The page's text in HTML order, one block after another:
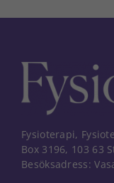
Fysioterapi,
Box 3196, 103 63
Besöksadress: